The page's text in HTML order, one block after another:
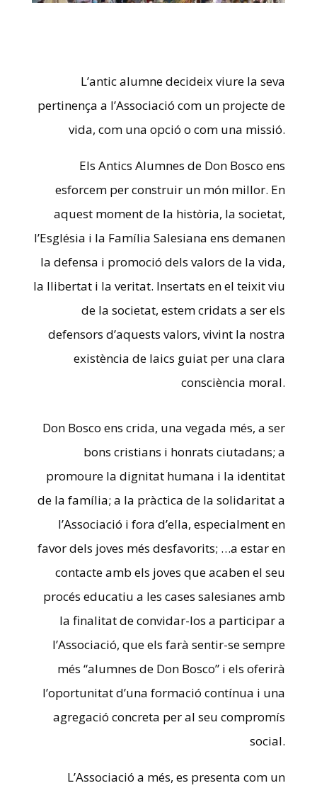
L’antic alumne decideix viure la seva
pertinença a l’Associació com un projecte de
vida, com una opció o com una missió.
Els Antics Alumnes de Don Bosco ens
esforcem per construir un món millor. En
aquest moment de la història, la societat,
l’Església i la Família Salesiana ens demanen
la defensa i promoció dels valors de la vida,
la llibertat i la veritat. Insertats en el teixit viu
de la societat, estem cridats a ser els
defensors d’aquests valors, vivint la nostra
existència de laics guiat per una clara
consciència moral.
Don Bosco ens crida, una vegada més, a ser
bons cristians i honrats ciutadans; a
promoure la dignitat humana i la identitat
de la família; a la pràctica de la solidaritat a
l’Associació i fora d’ella, especialment en
favor dels joves més desfavorits; …a estar en
contacte amb els joves que acaben el seu
procés educatiu a les cases salesianes amb
la finalitat de convidar-los a participar a
l’Associació, que els farà sentir-se sempre
més “alumnes de Don Bosco” i els oferirà
l’oportunitat d’una formació contínua i una
agregació concreta per al seu compromís
social.
L’Associació a més, es presenta com un